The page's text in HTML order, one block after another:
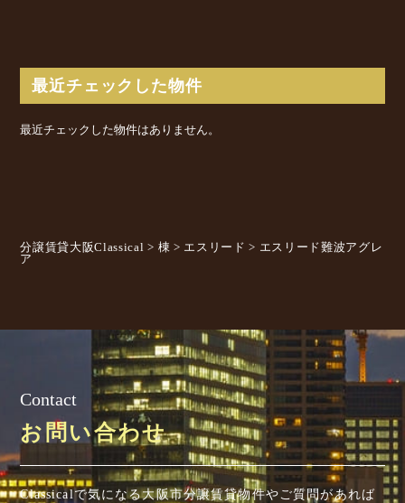
最近チェックした物件
最近チェックした物件はありません。
分譲賃貸大阪Classical > 棟 > エスリード > エスリード難波アグレ
ア
Contact
お問い合わせ
Classicalで気になる大阪市分譲賃貸物件やご質問があれば